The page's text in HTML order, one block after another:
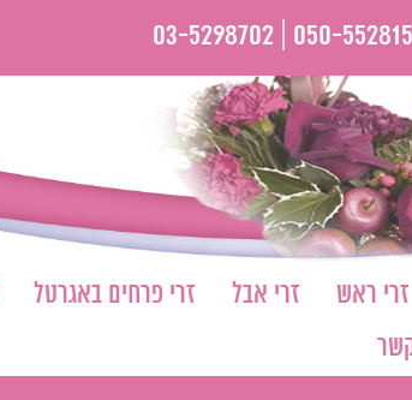
050-
03-5298702
זרי ראש זרי אבל זרי פרחים באגרטל